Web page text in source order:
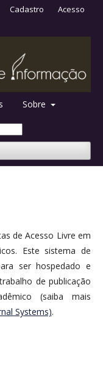
Sobre
Cadastro Acesso
de Acesso Livre em
Este sistema de
ser hospedado e
de publicação
(saiba mais
Systems).